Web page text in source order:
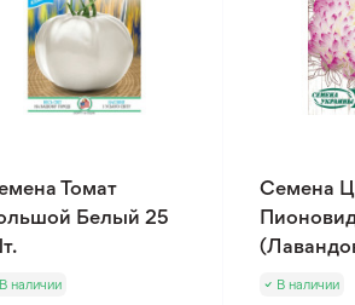
Томат
Белый 25
В наличии
Семена
В наличии